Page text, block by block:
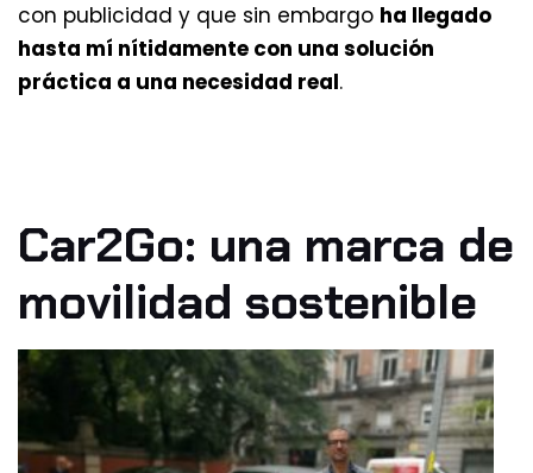
con publicidad y que sin embargo ha llegado
hasta mí nítidamente con una solución
práctica a una necesidad real.
Car2Go: una marca de
movilidad sostenible